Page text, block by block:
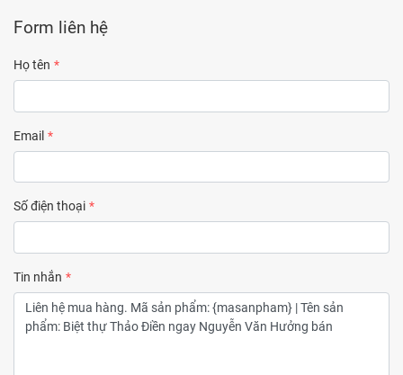
Form liên hệ
Họ tên
Email
Số điện thoại
Tin nhắn